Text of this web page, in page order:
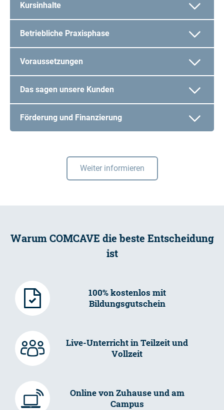
Kursinhalte
Betriebliche Praxisphase
Voraussetzungen
Das sagen unsere Kunden
Förderung und Finanzierung
Weiter informieren
Warum COMCAVE die beste Entscheidung
ist
100% kostenlos mit
Bildungsgutschein
Live-Unterricht in Teilzeit und
Vollzeit
Online von Zuhause und am
Campus